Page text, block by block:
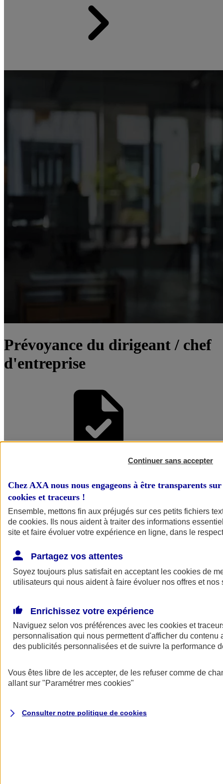
Prévoyance du dirigeant / chef
d'entreprise
Conseiller
Demander
un devis
dirigeants. Avec le contrat de Prévoyance AVIZEN PRO sur
mesure, vous garantissez votre tranquillité d'esprit dans le cadre de
votre activité et mettez à l’abri vos proches de potentielles difficultés
financières, en cas d'incapacité de travail, d'invalidité ou de décès.
Ce qui fait la différence
Continuer sans accepter
Chez AXA nous nous engageons à être transparents
cookies et traceurs !
Ensemble, mettons fin aux préjugés sur ces petits fichiers
de cookies. Ils nous aident à traiter des informations
site et faire évoluer votre expérience en ligne, dans le
Partagez vos attentes
Soyez toujours plus satisfait en acceptant les cookies de
utilisateurs qui nous aident à faire évoluer nos offres et nos
Enrichissez votre expérience
Naviguez selon vos préférences avec les cookies et
personnalisation qui nous permettent d'afficher du contenu
des publicités personnalisées et de suivre la performance
Vous êtes libre de les accepter, de les refuser comme de
allant sur "Paramétrer mes cookies"
Consulter notre politique de cookies